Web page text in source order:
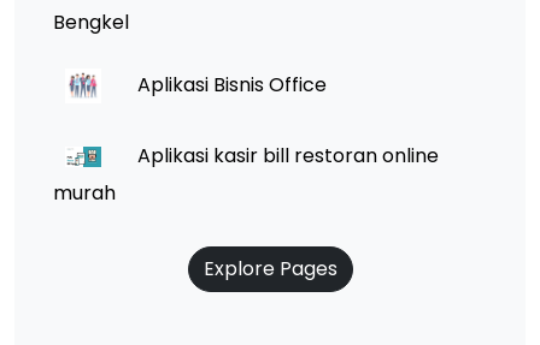
Bengkel
Aplikasi Bisnis Office
Aplikasi kasir bill restoran online
murah
Explore Pages